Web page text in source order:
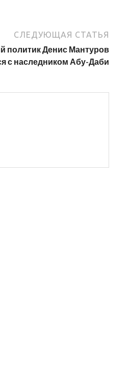
СЛЕДУЮЩАЯ СТАТЬЯ
политик Денис Мантуров
с наследником Абу-Даби